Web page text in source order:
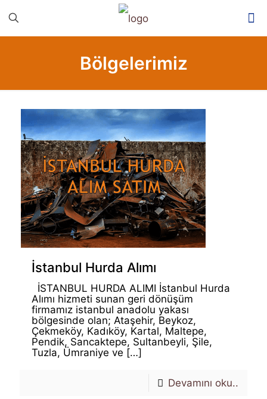
Bölgelerimiz
İstanbul Hurda Alımı
İSTANBUL HURDA ALIMI İstanbul Hurda
Alımı hizmeti sunan geri dönüşüm
firmamız istanbul anadolu yakası
bölgesinde olan; Ataşehir, Beykoz,
Çekmeköy, Kadıköy, Kartal, Maltepe,
Pendik, Sancaktepe, Sultanbeyli, Şile,
Tuzla, Ümraniye ve […]
Devamını oku..